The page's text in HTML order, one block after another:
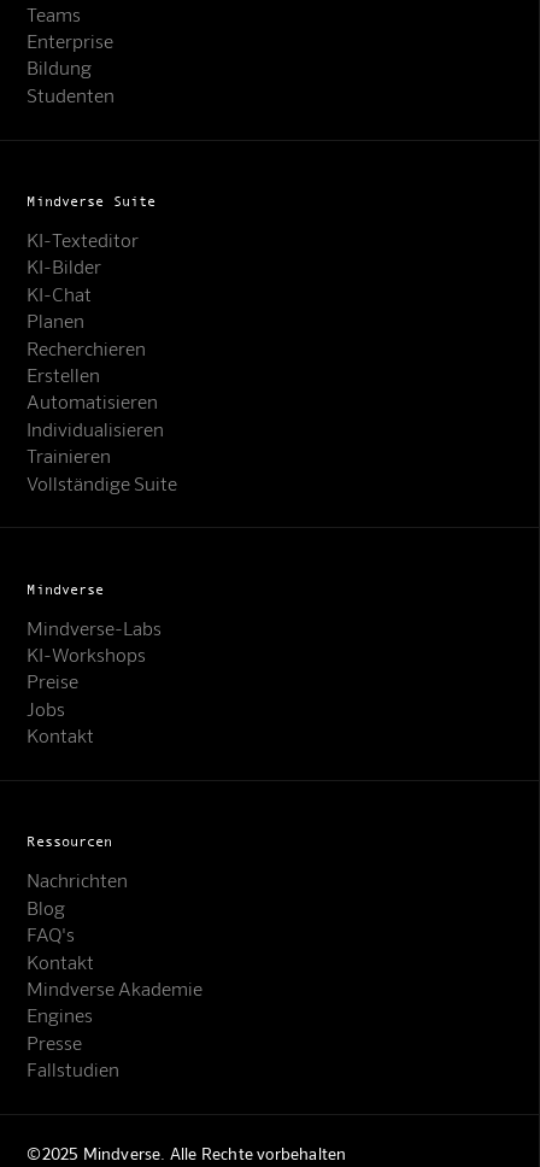
Online · KI-Assistent
Mindverse
Teams
Enterprise
Bildung
Studenten
Mindverse Suite
KI-Texteditor
KI-Bilder
KI-Chat
Planen
Recherchieren
Erstellen
Automatisieren
Individualisieren
Trainieren
Vollständige Suite
Mindverse
Mindverse-Labs
KI-Workshops
Preise
Jobs
Kontakt
Ressourcen
Nachrichten
Blog
FAQ's
Kontakt
Mindverse Akademie
Engines
Presse
Fallstudien
©2025 Mindverse. Alle Rechte vorbehalten